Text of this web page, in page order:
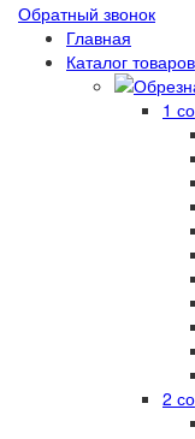
Обратный звонок
Главная
Каталог товаров
1
2